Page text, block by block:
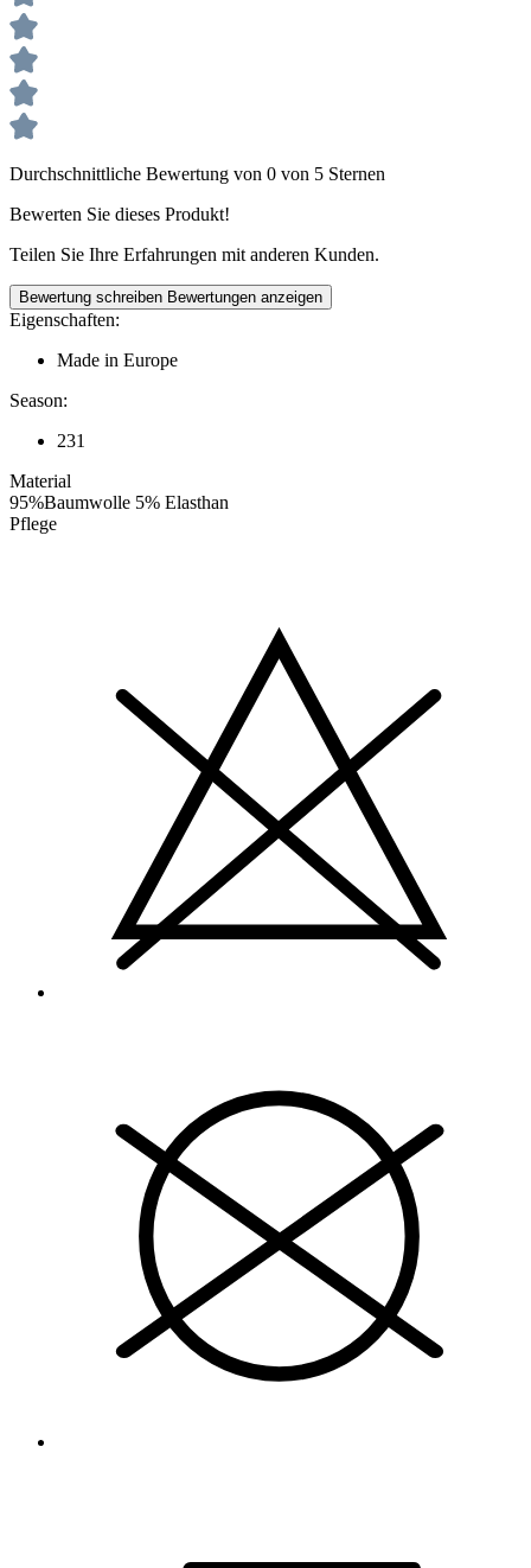
Durchschnittliche Bewertung von 0 von 5 Sternen
Bewerten Sie dieses Produkt!
Teilen Sie Ihre Erfahrungen mit anderen Kunden.
Bewertung schreiben Bewertungen anzeigen
Eigenschaften:
Made in Europe
Season:
231
Material
95%Baumwolle 5% Elasthan
Pflege